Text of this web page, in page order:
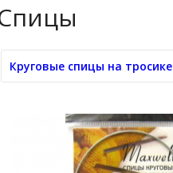
Круговые спицы на тросике